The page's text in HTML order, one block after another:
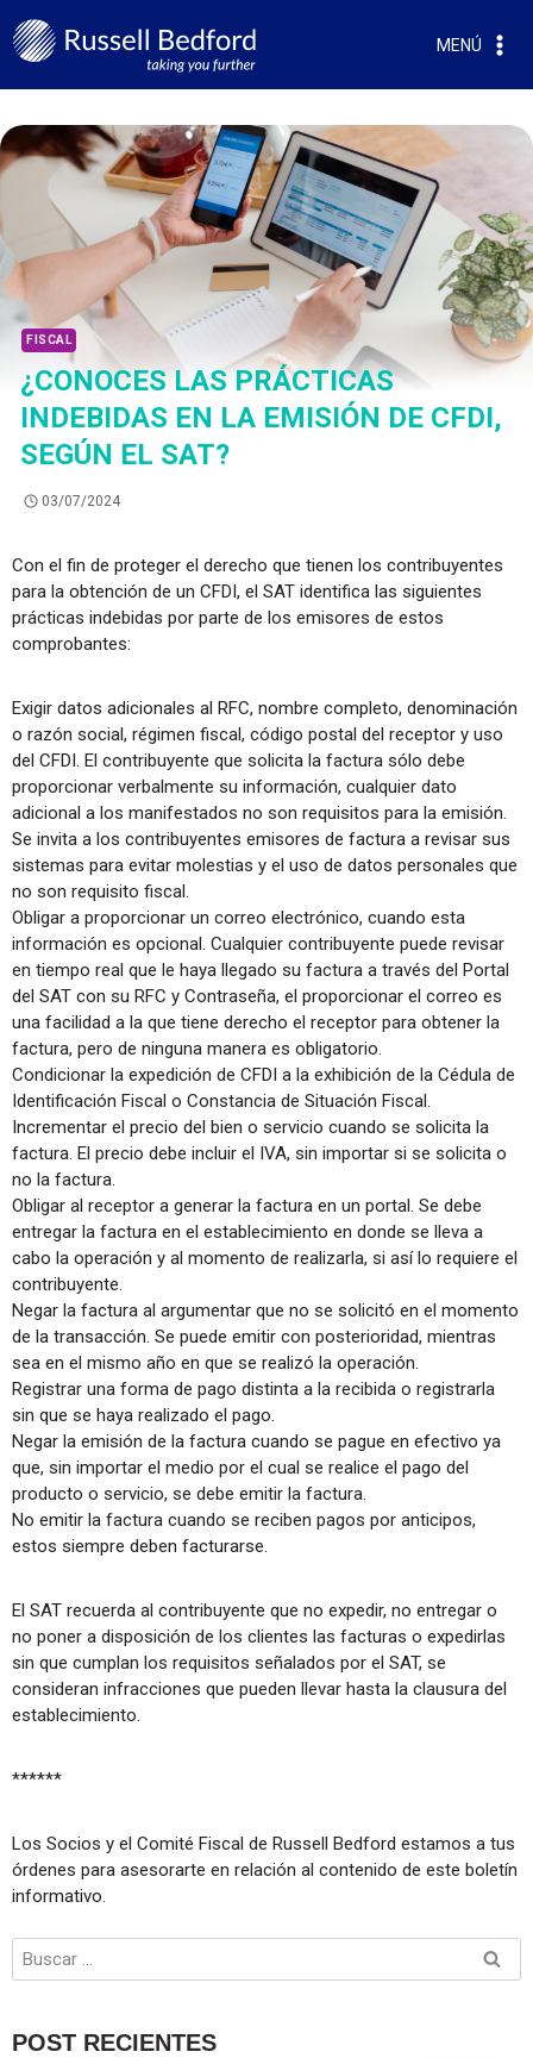
MENÚ
FISCAL
¿CONOCES LAS PRÁCTICAS
INDEBIDAS EN LA EMISIÓN DE CFDI,
SEGÚN EL SAT?
03/07/2024
Con el fin de proteger el derecho que tienen los contribuyentes
para la obtención de un CFDI, el SAT identifica las siguientes
prácticas indebidas por parte de los emisores de estos
comprobantes:
Exigir datos adicionales al RFC, nombre completo, denominación
o razón social, régimen fiscal, código postal del receptor y uso
del CFDI. El contribuyente que solicita la factura sólo debe
proporcionar verbalmente su información, cualquier dato
adicional a los manifestados no son requisitos para la emisión.
Se invita a los contribuyentes emisores de factura a revisar sus
sistemas para evitar molestias y el uso de datos personales que
no son requisito fiscal.
Obligar a proporcionar un correo electrónico, cuando esta
información es opcional. Cualquier contribuyente puede revisar
en tiempo real que le haya llegado su factura a través del Portal
del SAT con su RFC y Contraseña, el proporcionar el correo es
una facilidad a la que tiene derecho el receptor para obtener la
factura, pero de ninguna manera es obligatorio.
Condicionar la expedición de CFDI a la exhibición de la Cédula de
Identificación Fiscal o Constancia de Situación Fiscal.
Incrementar el precio del bien o servicio cuando se solicita la
factura. El precio debe incluir el IVA, sin importar si se solicita o
no la factura.
Obligar al receptor a generar la factura en un portal. Se debe
entregar la factura en el establecimiento en donde se lleva a
cabo la operación y al momento de realizarla, si así lo requiere el
contribuyente.
Negar la factura al argumentar que no se solicitó en el momento
de la transacción. Se puede emitir con posterioridad, mientras
sea en el mismo año en que se realizó la operación.
Registrar una forma de pago distinta a la recibida o registrarla
sin que se haya realizado el pago.
Negar la emisión de la factura cuando se pague en efectivo ya
que, sin importar el medio por el cual se realice el pago del
producto o servicio, se debe emitir la factura.
No emitir la factura cuando se reciben pagos por anticipos,
estos siempre deben facturarse.
El SAT recuerda al contribuyente que no expedir, no entregar o
no poner a disposición de los clientes las facturas o expedirlas
sin que cumplan los requisitos señalados por el SAT, se
consideran infracciones que pueden llevar hasta la clausura del
establecimiento.
******
Los Socios y el Comité Fiscal de Russell Bedford estamos a tus
órdenes para asesorarte en relación al contenido de este boletín
informativo.
POST RECIENTES